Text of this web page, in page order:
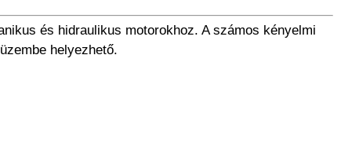
és hidraulikus motorokhoz. A számos kényelmi
helyezhető.